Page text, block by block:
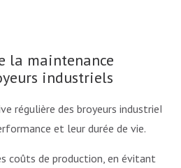
la maintenance
industriels
régulière des broyeurs industriels
et leur durée de vie.
coûts de production, en évitant